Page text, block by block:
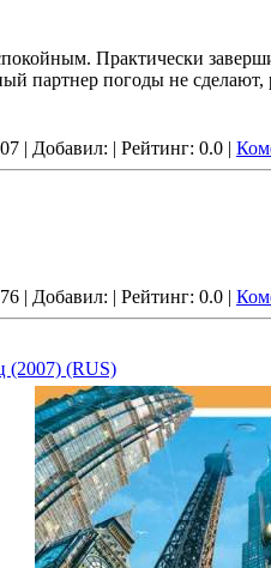
Практически
партнер погоды не
| Добавил: | Рейтинг: 0.0 |
| Добавил: | Рейтинг: 0.0 |
(2007) (RUS)